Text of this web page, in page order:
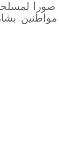
مواطنين